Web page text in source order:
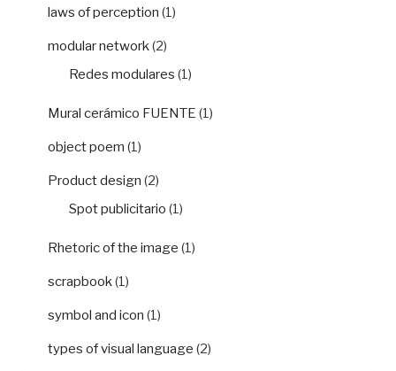
laws of perception (1)
modular network(2)
Redes modulares (1)
Mural cerámico FUENTE (1)
object poem (1)
Product design (2)
Spot publicitario (1)
Rhetoric of the image (1)
scrapbook(1)
symbol and icon (1)
types of visual language (2)